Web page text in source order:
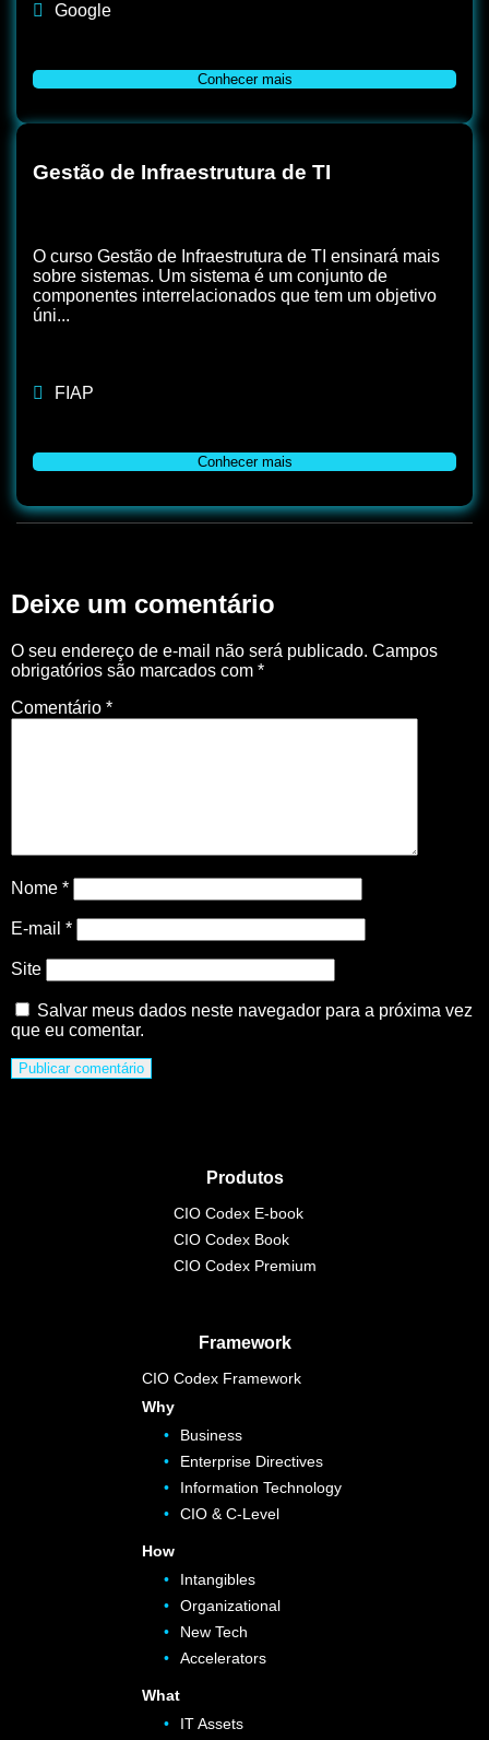
Google
Conhecer mais
Gestão de Infraestrutura de TI
O curso Gestão de Infraestrutura de TI ensinará mais
sobre sistemas. Um sistema é um conjunto de
componentes interrelacionados que tem um objetivo
úni...
FIAP
Conhecer mais
Deixe um comentário
O seu endereço de e-mail não será publicado. Campos
obrigatórios são marcados com *
Comentário *
Nome *
E-mail *
Site
Salvar meus dados neste navegador para a próxima vez
que eu comentar.
Produtos
CIO Codex E-book
CIO Codex Book
CIO Codex Premium
Framework
CIO Codex Framework
Why
Business
Enterprise Directives
Information Technology
CIO & C-Level
How
Intangibles
Organizational
New Tech
Accelerators
What
IT Assets